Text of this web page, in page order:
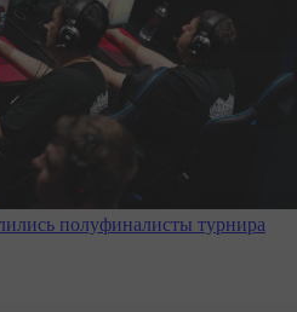
полуфиналисты турнира